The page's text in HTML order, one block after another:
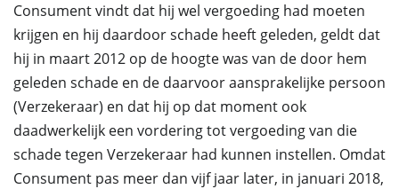
Consument vindt dat hij wel vergoeding had moeten
krijgen en hij daardoor schade heeft geleden, geldt dat
hij in maart 2012 op de hoogte was van de door hem
geleden schade en de daarvoor aansprakelijke persoon
(Verzekeraar) en dat hij op dat moment ook
daadwerkelijk een vordering tot vergoeding van die
schade tegen Verzekeraar had kunnen instellen. Omdat
Consument pas meer dan vijf jaar later, in januari 2018,